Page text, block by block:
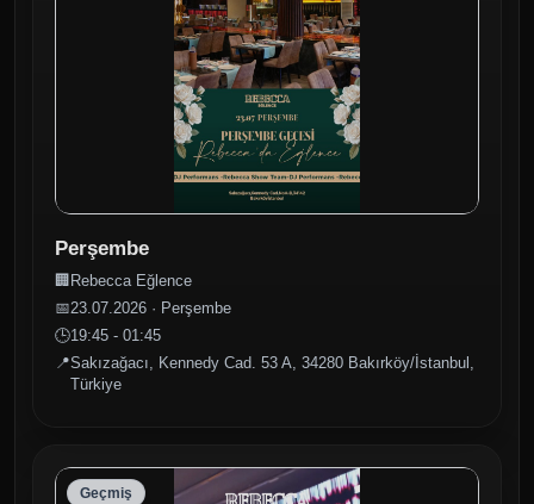
Perşembe
🏢 Rebecca Eğlence
📅23.07.2026 · Perşembe
🕒19:45 - 01:45
📍Sakızağacı, Kennedy Cad. 53 A, 34280 Bakırköy/İstanbul,
Türkiye
Geçmiş